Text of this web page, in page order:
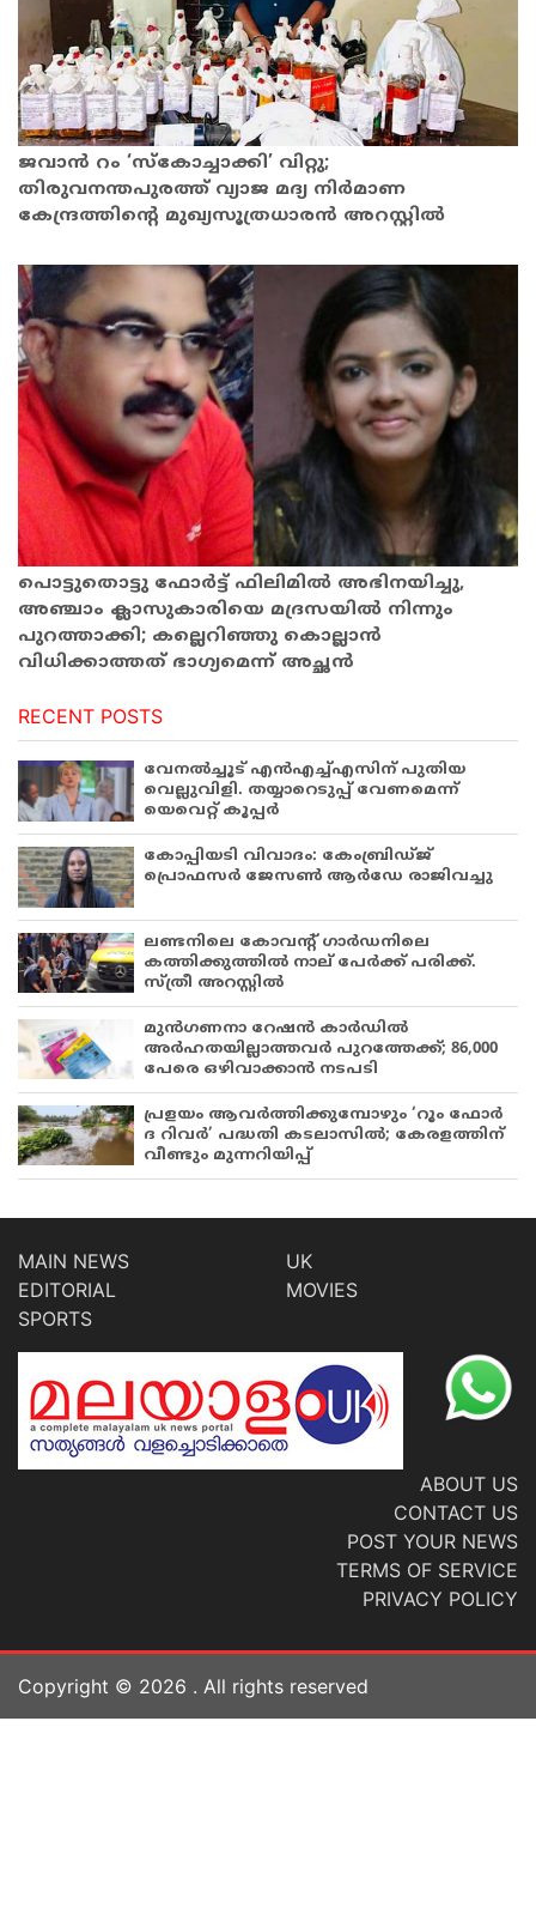
ജവാൻ റം ‘സ്കോച്ചാക്കി’ വിറ്റു;
തിരുവനന്തപുരത്ത് വ്യാജ മദ്യ നിർമാണ
കേന്ദ്രത്തിൻ്റെ മുഖ്യസൂത്രധാരൻ അറസ്റ്റിൽ
പൊട്ടുതൊട്ടു ഫോര്‍ട്ട് ഫിലിമില്‍ അഭിനയിച്ചു,
അഞ്ചാം ക്ലാസുകാരിയെ മദ്രസയില്‍ നിന്നും
പുറത്താക്കി; കല്ലെറിഞ്ഞു കൊല്ലാന്‍
വിധിക്കാത്തത് ഭാഗ്യമെന്ന് അച്ഛന്‍
RECENT POSTS
വേനൽച്ചൂട് എൻഎച്ച്എസിന് പുതിയ
വെല്ലുവിളി. തയ്യാറെടുപ്പ് വേണമെന്ന്
യെവെറ്റ് കൂപ്പർ
കോപ്പിയടി വിവാദം: കേംബ്രിഡ്ജ്
പ്രൊഫസർ ജേസൺ ആർഡേ രാജിവച്ചു
ലണ്ടനിലെ കോവന്റ് ഗാർഡനിലെ
കത്തിക്കുത്തിൽ നാല് പേർക്ക് പരിക്ക്.
സ്ത്രീ അറസ്റ്റിൽ
മുൻഗണനാ റേഷൻ കാർഡിൽ
അർഹതയില്ലാത്തവർ പുറത്തേക്ക്; 86,000
പേരെ ഒഴിവാക്കാൻ നടപടി
പ്രളയം ആവർത്തിക്കുമ്പോഴും ‘റൂം ഫോർ
ദ റിവർ’ പദ്ധതി കടലാസിൽ; കേരളത്തിന്
വീണ്ടും മുന്നറിയിപ്പ്
MAIN NEWS
EDITORIAL
SPORTS
UK
MOVIES
ABOUT US
CONTACT US
POST YOUR NEWS
TERMS OF SERVICE
PRIVACY POLICY
Copyright © 2026 . All rights reserved